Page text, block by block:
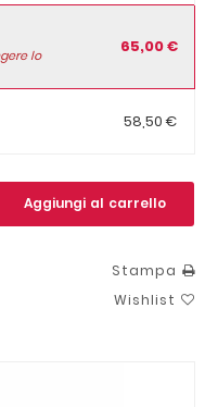
lo
65,00 €
58,50 €
Aggiungi al carrello
Stampa
Wishlist